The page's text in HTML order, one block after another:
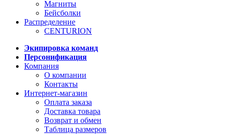
Магниты
Бейсболки
Распределение
CENTURION
Экипировка команд
Персонификация
Компания
О компании
Контакты
Интернет-магазин
Оплата заказа
Доставка товара
Возврат и обмен
Таблица размеров